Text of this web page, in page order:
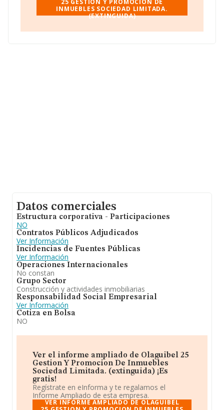
En relación con el sector y disponiendo de los datos de
hasta 188.948 empresas, en el ámbito nacional la
facturación alcanza la cifra de 36.783 millones de euros
25 GESTION Y PROMOCION DE
INMUEBLES SOCIEDAD LIMITADA.
(EXTINGUIDA)
Datos comerciales
Estructura corporativa - Participaciones
NO
Contratos Públicos Adjudicados
Ver Información
Incidencias de Fuentes Públicas
Ver Información
Operaciones Internacionales
No constan
Grupo Sector
Construcción y actividades inmobiliarias
Responsabilidad Social Empresarial
Ver Información
Cotiza en Bolsa
NO
Ver el informe ampliado de Olaguibel 25
Gestion Y Promocion De Inmuebles
Sociedad Limitada. (extinguida) ¡Es
gratis!
Regístrate en eInforma y te regalamos el
Informe Ampliado de esta empresa.
VER INFORME AMPLIADO DE OLAGUIBEL